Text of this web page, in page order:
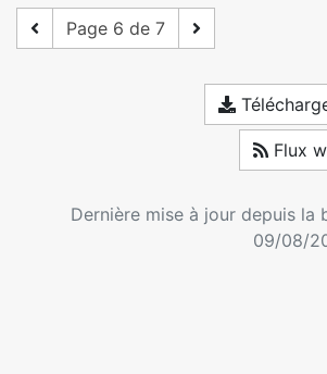
Page 6 de 7
Flux
Dernière mise à jour depuis la
09/08/